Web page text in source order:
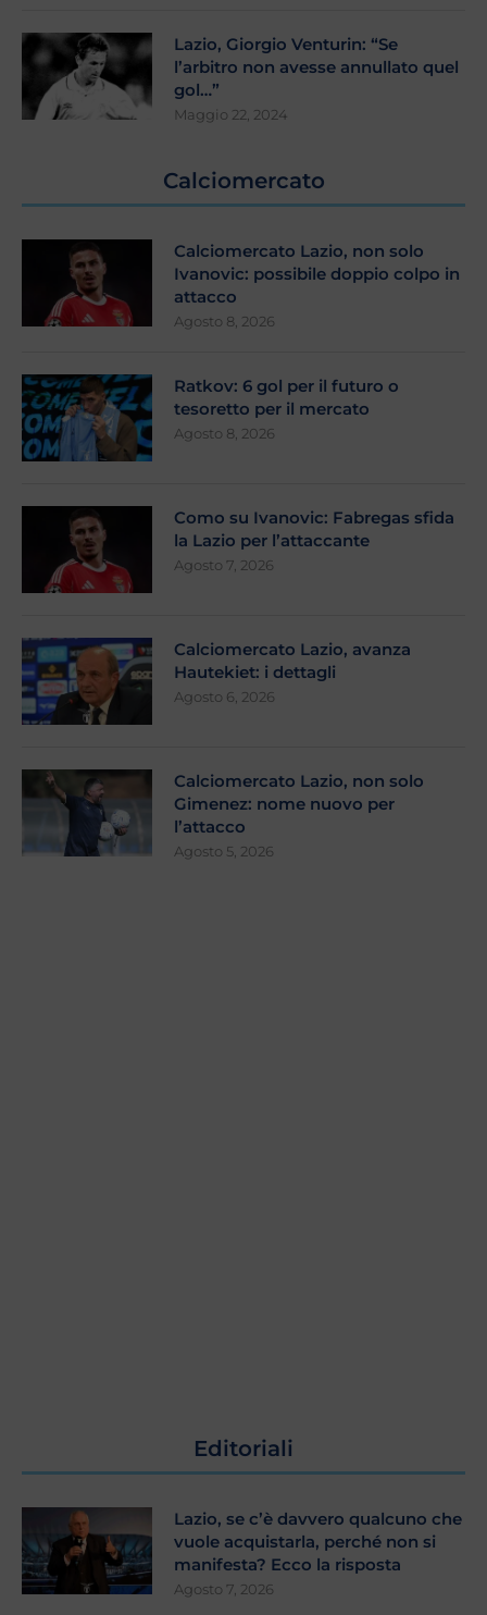
Lazio, Giorgio Venturin: “Se
l’arbitro non avesse annullato quel
gol…”
Maggio 22, 2024
Calciomercato
Calciomercato Lazio, non solo
Ivanovic: possibile doppio colpo in
attacco
Agosto 8, 2026
Ratkov: 6 gol per il futuro o
tesoretto per il mercato
Agosto 8, 2026
Como su Ivanovic: Fabregas sfida
la Lazio per l’attaccante
Agosto 7, 2026
Calciomercato Lazio, avanza
Hautekiet: i dettagli
Agosto 6, 2026
Calciomercato Lazio, non solo
Gimenez: nome nuovo per
l’attacco
Agosto 5, 2026
Editoriali
Lazio, se c’è davvero qualcuno che
vuole acquistarla, perché non si
manifesta? Ecco la risposta
Agosto 7, 2026